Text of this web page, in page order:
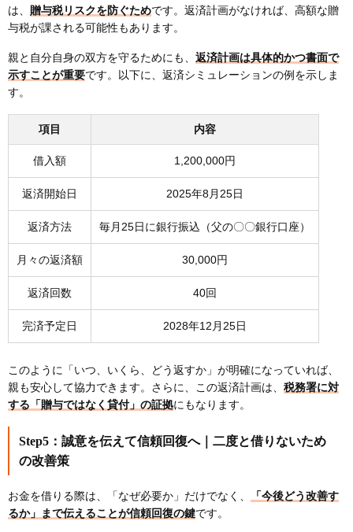
は、
贈与税リスクを防ぐためです。返済計画がなければ、高額な贈
与税が課される可能性もあります。
親と自分自身の双方を守るためにも、 返済計画は具体的かつ書面で
示すことが重要です。以下に、返済シミュレーションの例を示しま
す。
項目 内容
借入額 1,200,000円
返済開始日 2025年8月25日
返済方法 毎月25日に銀行振込（父の〇〇銀行口座）
月々の返済額 30,000円
返済回数 40回
完済予定日 2028年12月25日
このように「いつ、いくら、どう返すか」が明確になっていれば、
親も安心して協力できます。さらに、この返済計画は、 税務署に対
する「贈与ではなく貸付」の証拠にもなります。
Step5：誠意を伝えて信頼回復へ｜二度と借りないため
の改善策
お金を借りる際は、「なぜ必要か」だけでなく、
「今後どう改善す
るか」まで伝えることが信頼回復の鍵です。